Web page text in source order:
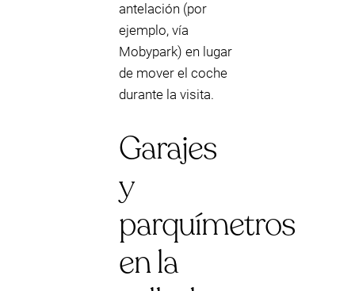
antelación (por
ejemplo, vía
Mobypark) en lugar
de mover el coche
durante la visita.
Garajes
y
parquímetros
en la